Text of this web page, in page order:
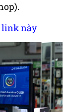
link này